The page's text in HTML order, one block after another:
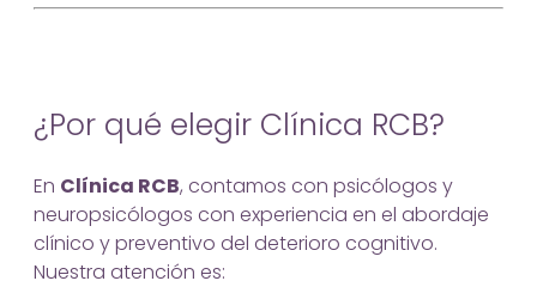
¿Por qué elegir Clínica RCB?
En Clínica RCB, contamos con psicólogos y
neuropsicólogos con experiencia en el abordaje
clínico y preventivo del deterioro cognitivo.
Nuestra atención es: